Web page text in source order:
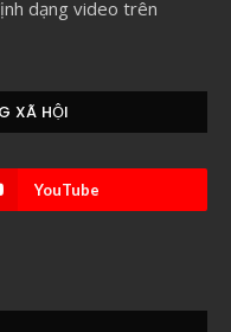
dạng video trên
XÃ HỘI
YouTube